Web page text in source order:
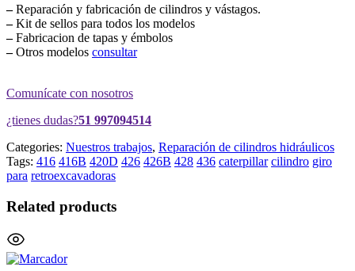
–Reparación y fabricación de cilindros y vástagos.
–Kit de sellos para todos los modelos
–Fabricacion de tapas y émbolos
–Otros modelos consultar
Comunícate con nosotros
¿tienes dudas?51 997094514
Categories: Nuestros trabajos, Reparación de cilindros hidráulicos
Tags: 416 416B 420D 426 426B 428 436 caterpillar cilindro giro
para retroexcavadoras
Related products